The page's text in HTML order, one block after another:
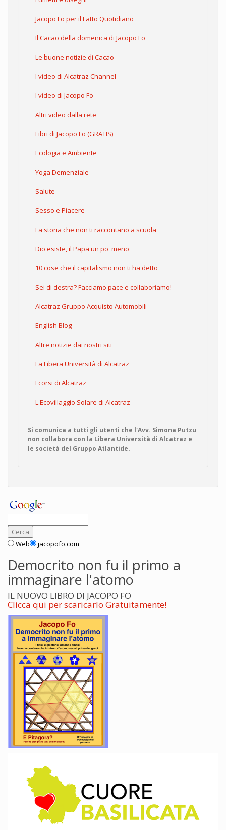
Jacopo Fo per il Fatto Quotidiano
Il Cacao della domenica di Jacopo Fo
Le buone notizie di Cacao
I video di Alcatraz Channel
I video di Jacopo Fo
Altri video dalla rete
Libri di Jacopo Fo (GRATIS)
Ecologia e Ambiente
Yoga Demenziale
Salute
Sesso e Piacere
La storia che non ti raccontano a scuola
Dio esiste, il Papa un po' meno
10 cose che il capitalismo non ti ha detto
Sei di destra? Facciamo pace e collaboriamo!
Alcatraz Gruppo Acquisto Automobili
English Blog
Altre notizie dai nostri siti
La Libera Università di Alcatraz
I corsi di Alcatraz
L'Ecovillaggio Solare di Alcatraz
Si comunica a tutti gli utenti che l'Avv. Simona Putzu
non collabora con la Libera Università di Alcatraz e
le società del Gruppo Atlantide.
Web jacopofo.com
Democrito non fu il primo a
immaginare l'atomo
IL NUOVO LIBRO DI JACOPO FO
Clicca qui per scaricarlo Gratuitamente!